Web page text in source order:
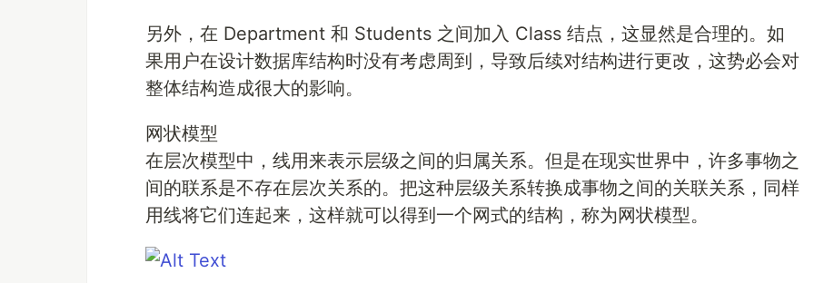
另外，在 Department 和 Students 之间加入 Class 结点，这显然是合理的。如
果用户在设计数据库结构时没有考虑周到，导致后续对结构进行更改，这势必会对
整体结构造成很大的影响。
网状模型
在层次模型中，线用来表示层级之间的归属关系。但是在现实世界中，许多事物之
间的联系是不存在层次关系的。把这种层级关系转换成事物之间的关联关系，同样
用线将它们连起来，这样就可以得到一个网式的结构，称为网状模型。